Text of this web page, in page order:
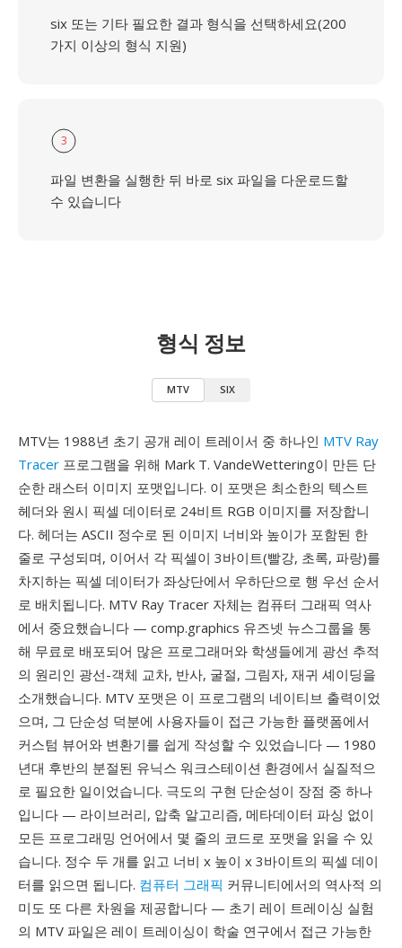
six 또는 기타 필요한 결과 형식을 선택하세요(200
가지 이상의 형식 지원)
3
파일 변환을 실행한 뒤 바로 six 파일을 다운로드할
수 있습니다
형식 정보
MTV SIX
MTV는 1988년 초기 공개 레이 트레이서 중 하나인 MTV Ray
Tracer 프로그램을 위해 Mark T. VandeWettering이 만든 단
순한 래스터 이미지 포맷입니다. 이 포맷은 최소한의 텍스트
헤더와 원시 픽셀 데이터로 24비트 RGB 이미지를 저장합니
다. 헤더는 ASCII 정수로 된 이미지 너비와 높이가 포함된 한
줄로 구성되며, 이어서 각 픽셀이 3바이트(빨강, 초록, 파랑)를
차지하는 픽셀 데이터가 좌상단에서 우하단으로 행 우선 순서
로 배치됩니다. MTV Ray Tracer 자체는 컴퓨터 그래픽 역사
에서 중요했습니다 — comp.graphics 유즈넷 뉴스그룹을 통
해 무료로 배포되어 많은 프로그래머와 학생들에게 광선 추적
의 원리인 광선-객체 교차, 반사, 굴절, 그림자, 재귀 셰이딩을
소개했습니다. MTV 포맷은 이 프로그램의 네이티브 출력이었
으며, 그 단순성 덕분에 사용자들이 접근 가능한 플랫폼에서
커스텀 뷰어와 변환기를 쉽게 작성할 수 있었습니다 — 1980
년대 후반의 분절된 유닉스 워크스테이션 환경에서 실질적으
로 필요한 일이었습니다. 극도의 구현 단순성이 장점 중 하나
입니다 — 라이브러리, 압축 알고리즘, 메타데이터 파싱 없이
모든 프로그래밍 언어에서 몇 줄의 코드로 포맷을 읽을 수 있
습니다. 정수 두 개를 읽고 너비 x 높이 x 3바이트의 픽셀 데이
터를 읽으면 됩니다. 컴퓨터 그래픽 커뮤니티에서의 역사적 의
미도 또 다른 차원을 제공합니다 — 초기 레이 트레이싱 실험
의 MTV 파일은 레이 트레이싱이 학술 연구에서 접근 가능한